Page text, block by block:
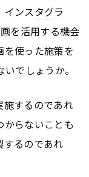
インスタグラ
を活用する機会
使った施策を
でしょうか。
施するのであれ
らないことも
するのであれ